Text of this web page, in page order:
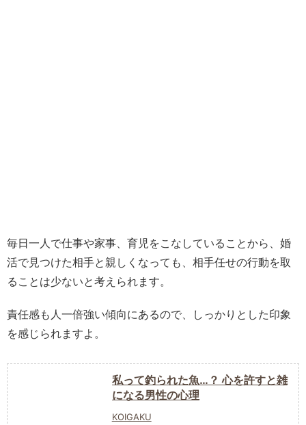
毎日一人で仕事や家事、育児をこなしていることから、婚
活で見つけた相手と親しくなっても、相手任せの行動を取
ることは少ないと考えられます。
責任感も人一倍強い傾向にあるので、しっかりとした印象
を感じられますよ。
私って釣られた魚…？ 心を許すと雑
になる男性の心理
KOIGAKU